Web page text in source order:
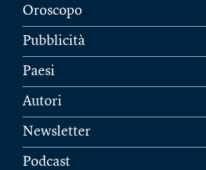
Oroscopo
Pubblicità
Paesi
Autori
Newsletter
Podcast